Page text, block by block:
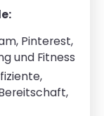
Pinterest,
und Fitness